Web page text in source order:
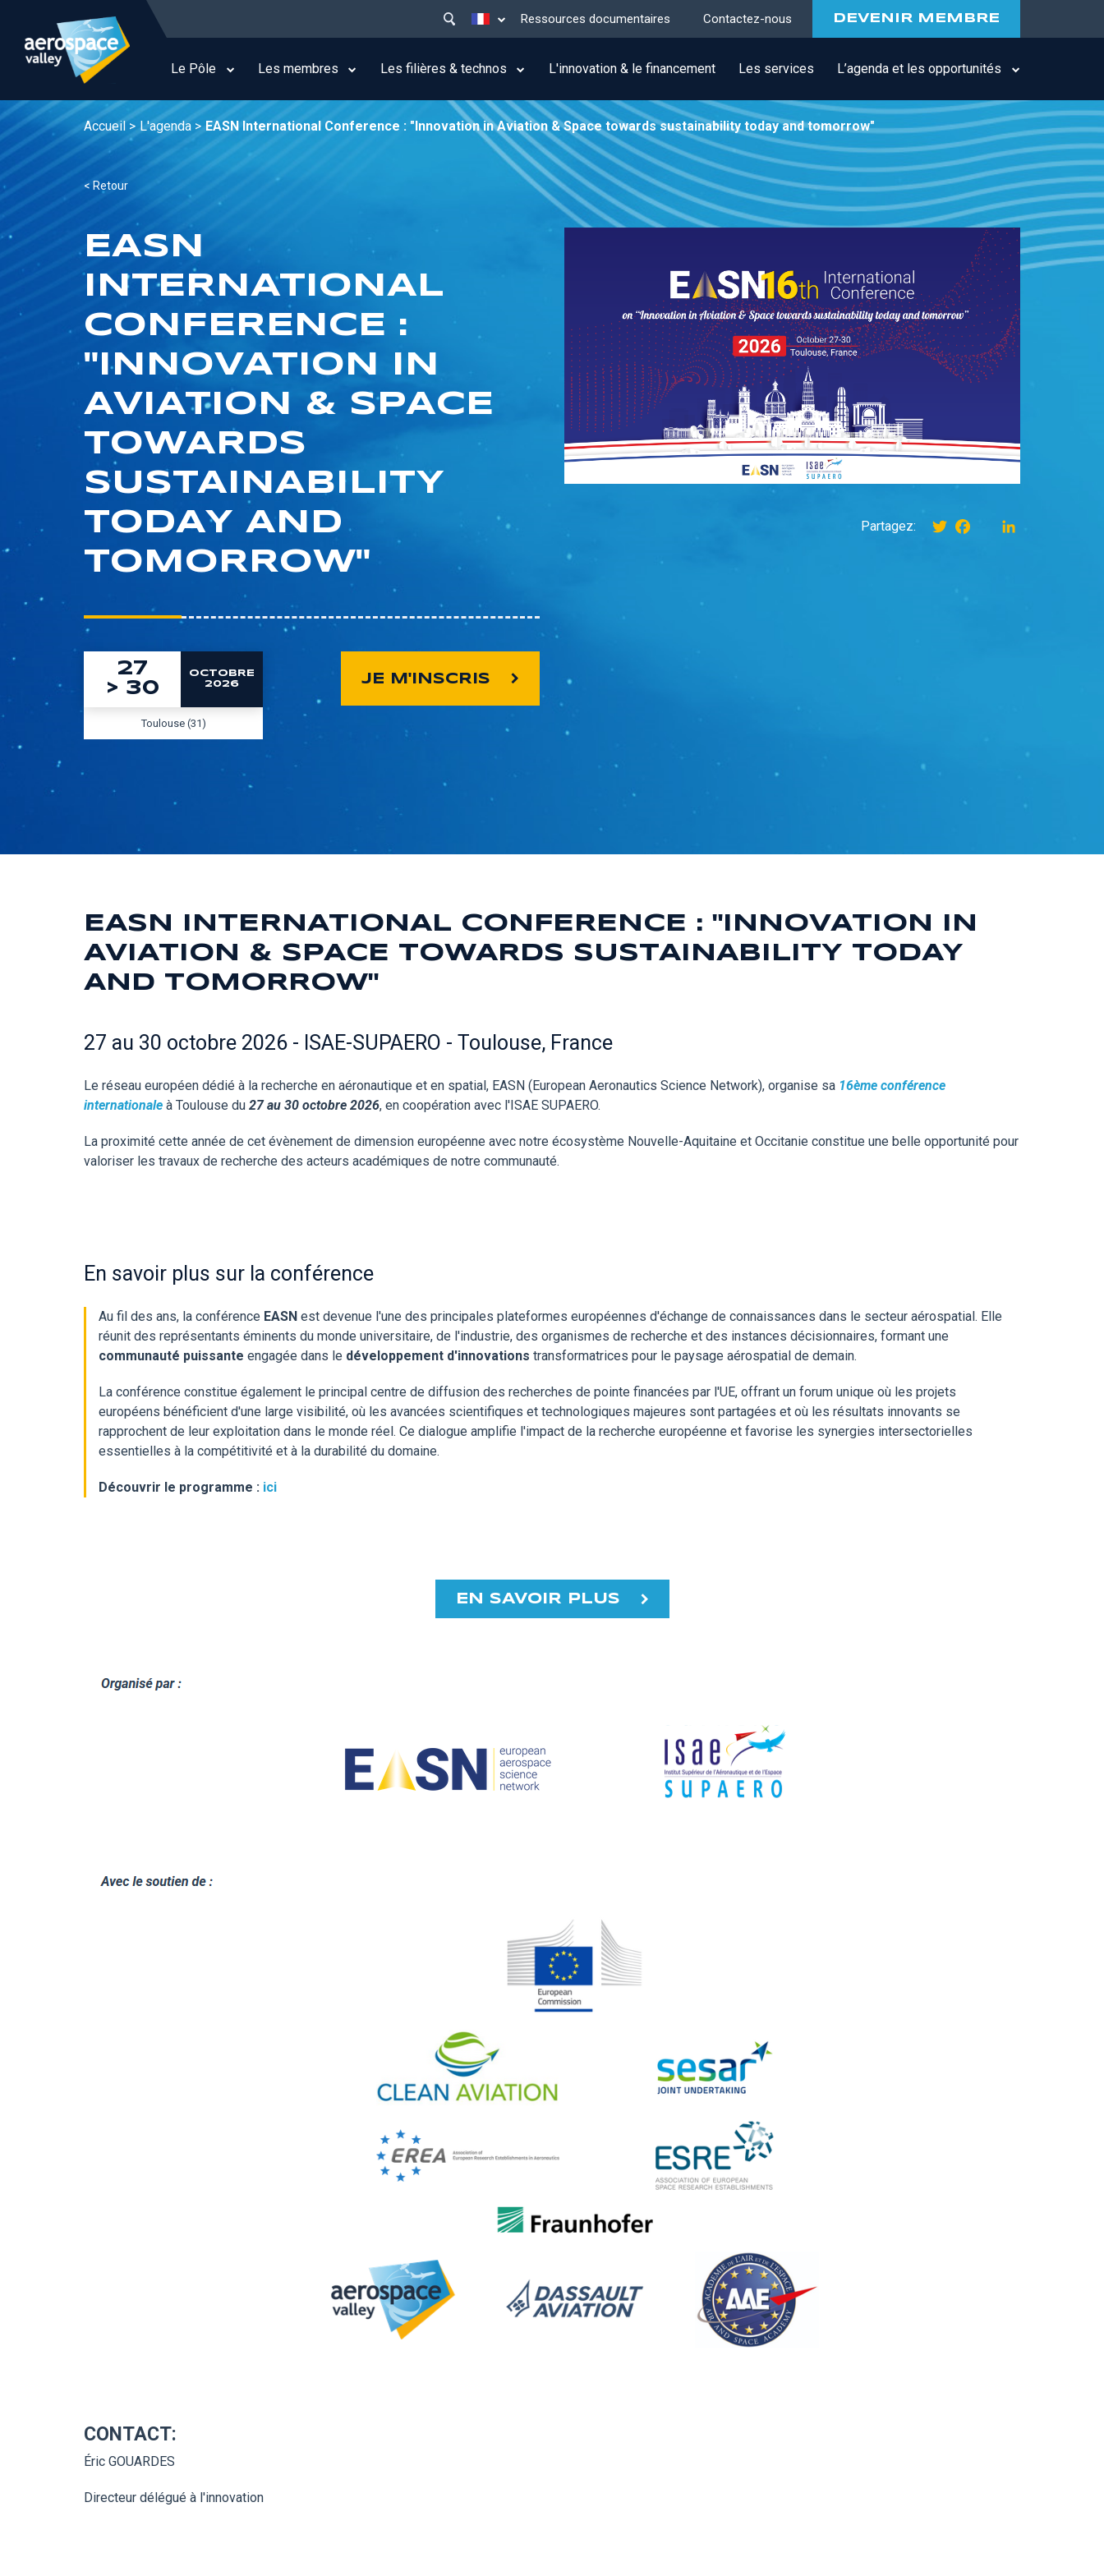
contenu
principal
Lister les actions supplémentaires
menu
top
Ressources documentaires Contactez-nous DEVENIR MEMBRE
navigation
Le Pôle Les membres Les filières & technos L'innovation & le financement Les services L’agenda et les opportunités
Accueil > L'agenda > EASN International Conference : "Innovation in Aviation & Space towards sustainability today and tomorrow"
< Retour
EASN
INTERNATIONAL
CONFERENCE :
"INNOVATION IN
AVIATION & SPACE
TOWARDS
SUSTAINABILITY
TODAY AND
TOMORROW"
27
> 30
OCTOBRE
2026
Toulouse (31)
JE M'INSCRIS
Partagez: TwitterFacebookinstagram
EASN INTERNATIONAL CONFERENCE : "INNOVATION IN
AVIATION & SPACE TOWARDS SUSTAINABILITY TODAY
AND TOMORROW"
27 au 30 octobre 2026 - ISAE-SUPAERO - Toulouse, France
Le réseau européen dédié à la recherche en aéronautique et en spatial, EASN (European Aeronautics Science Network), organise sa 16ème conférence
internationale à Toulouse du 27 au 30 octobre 2026, en coopération avec l'ISAE SUPAERO.
La proximité cette année de cet évènement de dimension européenne avec notre écosystème Nouvelle-Aquitaine et Occitanie constitue une belle opportunité pour
valoriser les travaux de recherche des acteurs académiques de notre communauté.
En savoir plus sur la conférence
Au fil des ans, la conférence EASN est devenue l'une des principales plateformes européennes d'échange de connaissances dans le secteur aérospatial. Elle
réunit des représentants éminents du monde universitaire, de l'industrie, des organismes de recherche et des instances décisionnaires, formant une
communauté puissante engagée dans le développement d'innovations transformatrices pour le paysage aérospatial de demain.
La conférence constitue également le principal centre de diffusion des recherches de pointe financées par l'UE, offrant un forum unique où les projets
européens bénéficient d'une large visibilité, où les avancées scientifiques et technologiques majeures sont partagées et où les résultats innovants se
rapprochent de leur exploitation dans le monde réel. Ce dialogue amplifie l'impact de la recherche européenne et favorise les synergies intersectorielles
essentielles à la compétitivité et à la durabilité du domaine.
Découvrir le programme : ici
EN SAVOIR PLUS
CONTACT:
Éric GOUARDES
Directeur délégué à l'innovation